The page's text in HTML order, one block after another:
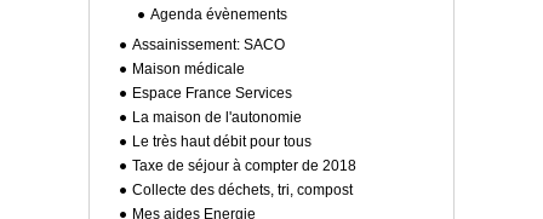
Agenda évènements
Assainissement: SACO
Maison médicale
Espace France Services
La maison de l'autonomie
Le très haut débit pour tous
Taxe de séjour à compter de 2018
Collecte des déchets, tri, compost
Mes aides Energie